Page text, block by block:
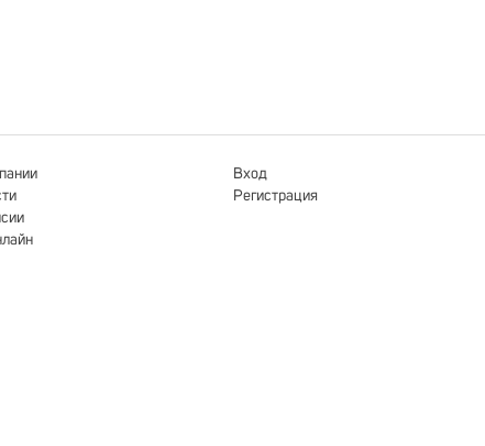
Вход
Регистрация